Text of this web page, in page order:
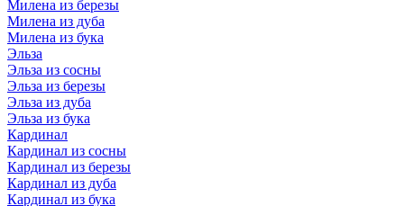
Милена из березы
Милена из дуба
Милена из бука
Эльза
Эльза из сосны
Эльза из березы
Эльза из дуба
Эльза из бука
Кардинал
Кардинал из сосны
Кардинал из березы
Кардинал из дуба
Кардинал из бука